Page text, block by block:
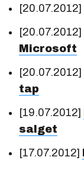
[20.07.2012]
[20.07.2012]
Microsoft
[20.07.2012]
tap
[19.07.2012]
salget
[17.07.2012]